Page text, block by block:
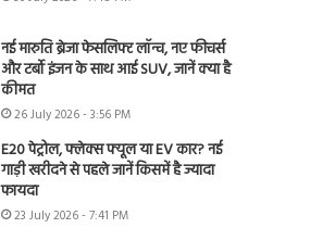
नई मारुति ब्रेजा फेसलिफ्ट लॉन्च, नए फीचर्स
और टर्बो इंजन के साथ आई SUV, जानें क्या है
कीमत
26 July 2026 - 3:56 PM
E20 पेट्रोल, फ्लेक्स फ्यूल या EV कार? नई
गाड़ी खरीदने से पहले जानें किसमें है ज्यादा
फायदा
23 July 2026 - 7:41 PM